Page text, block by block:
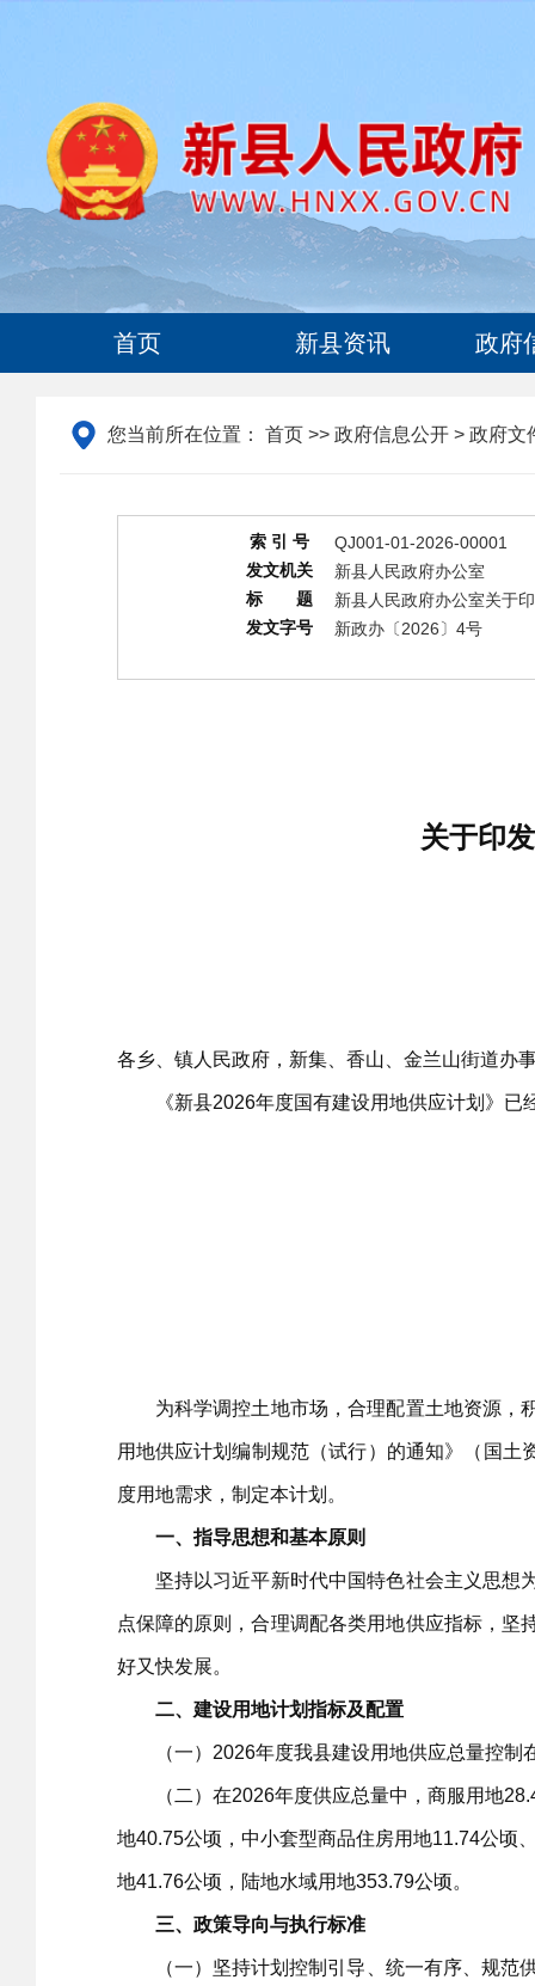
首页 新县资讯 政府
您当前所在位置： 首页 >> 政府信息公开 > 政府文
索 引 号 QJ001-01-2026-00001
发文机关 新县人民政府办公室
标 题 新县人民政府办公室关于
发文字号 新政办〔2026〕4号
关于印
各乡、镇人民政府，新集、香山、金兰山街道办
《新县2026年度国有建设用地供应计划》已
为科学调控土地市场，合理配置土地资源，积
用地供应计划编制规范（试行）的通知》（国
度用地需求，制定本计划。
一、指导思想和基本原则
坚持以习近平新时代中国特色社会主义思想为
点保障的原则，合理调配各类用地供应指标，
好又快发展。
二、建设用地计划指标及配置
（一）2026年度我县建设用地供应总量控制
（二）在2026年度供应总量中，商服用地28.4
地40.75公顷，中小套型商品住房用地11.74公顷
地41.76公顷，陆地水域用地353.79公顷。
三、政策导向与执行标准
（一）坚持计划控制引导、统一有序、规范供